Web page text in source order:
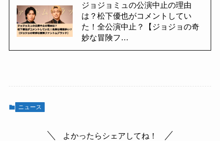
ジョジョミュの公演中止の理由
は？松下優也がコメントしてい
た！全公演中止？【ジョジョの奇
妙な冒険フ…
ニュース
よかったらシェアしてね！